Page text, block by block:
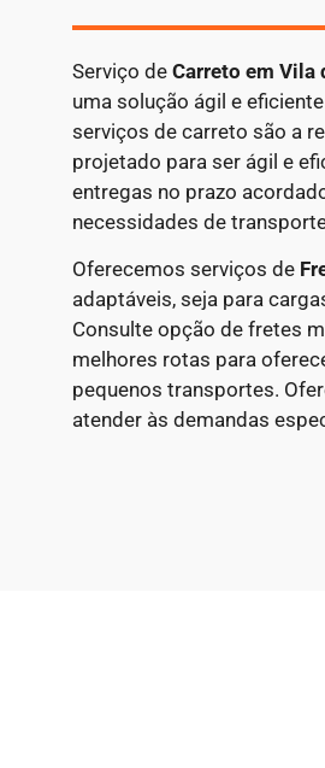
Serviço de Carreto em Vila
uma solução ágil e
serviços de carreto são a
projetado para ser ágil e
entregas no prazo
necessidades de
Oferecemos serviços de
adaptáveis, seja para
Consulte opção de fretes
melhores rotas para
pequenos transportes.
atender às demandas